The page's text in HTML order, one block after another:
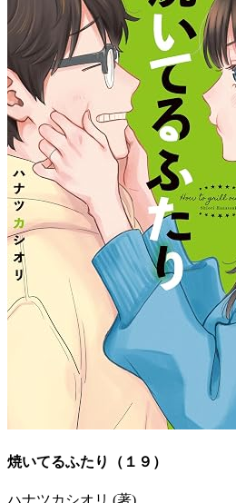
焼いてるふたり（１９）
ハナツカシオリ (著)